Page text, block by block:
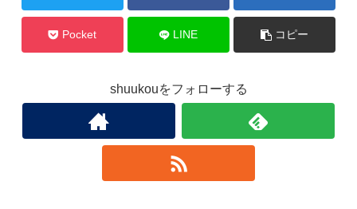
Pocket LINE コピー
shuukouをフォローする